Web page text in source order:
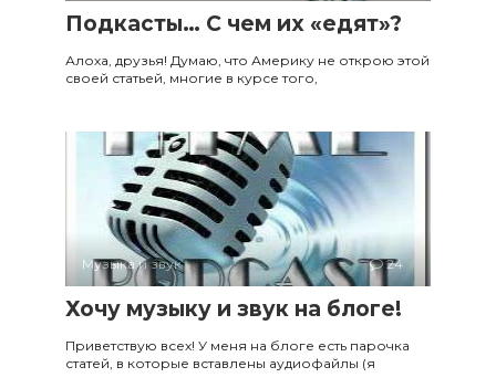
Подкасты… С чем их «едят»?
Алоха, друзья! Думаю, что Америку не открою этой
своей статьей, многие в курсе того,
Музыка и звук 24
Хочу музыку и звук на блоге!
Приветствую всех! У меня на блоге есть парочка
статей, в которые вставлены аудиофайлы (я